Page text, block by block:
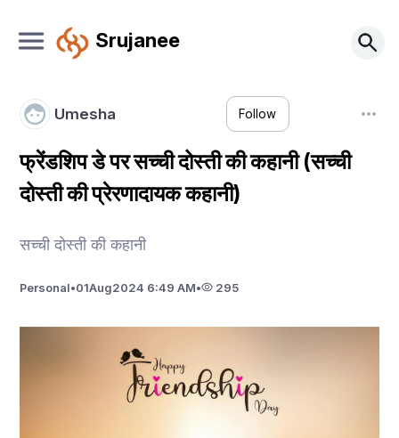
Srujanee
Umesha Follow
फ्रेंडशिप डे पर सच्ची दोस्ती की कहानी (सच्ची
दोस्ती की प्रेरणादायक कहानी)
सच्ची दोस्ती की कहानी
Personal•01Aug2024 6:49 AM• 295